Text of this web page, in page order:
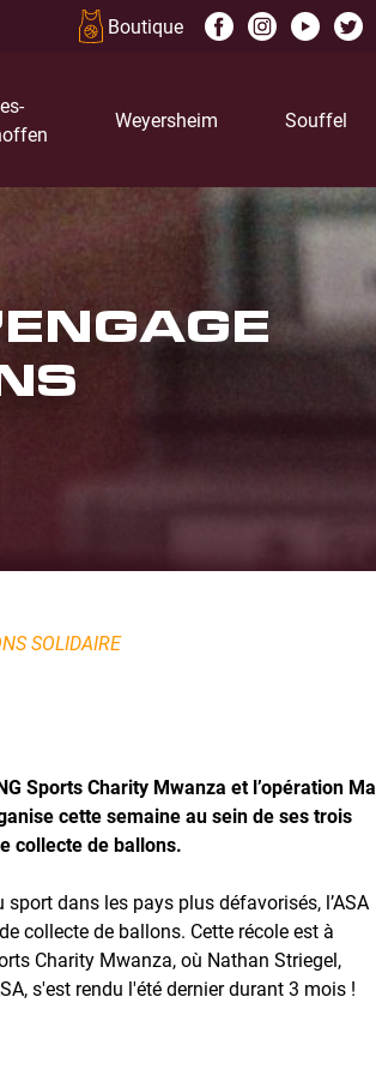
Boutique
Weyersheim Souffel
SOLIDAIRE
Sports Charity Mwanza et l’opération Ma
cette semaine au sein de ses trois
collecte de ballons.
sport dans les pays plus défavorisés, l’ASA
collecte de ballons. Cette récole est à
Charity Mwanza, où Nathan Striegel,
s'est rendu l'été dernier durant 3 mois !